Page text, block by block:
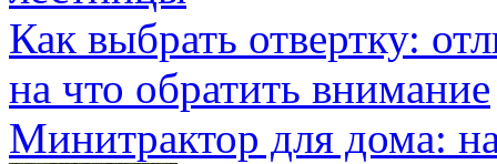
Как выбрать отвертку:
на что обратить внимание
Минитрактор для дома: